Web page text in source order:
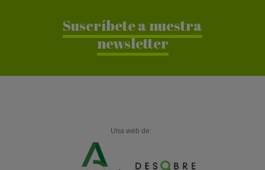
Suscríbete a nuestra
newsletter
Una web de: